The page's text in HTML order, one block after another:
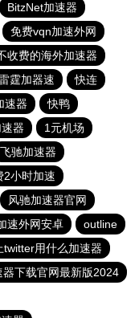
BitzNet加速器
免费vqn加速外网
收费的海外加速器
霆加器速
快连
速器
快鸭
器
1元机场
飞驰加速器
2小时加速
风驰加速器官网
速外网安卓
outline
twitter用什么加速器
器下载官网最新版2024